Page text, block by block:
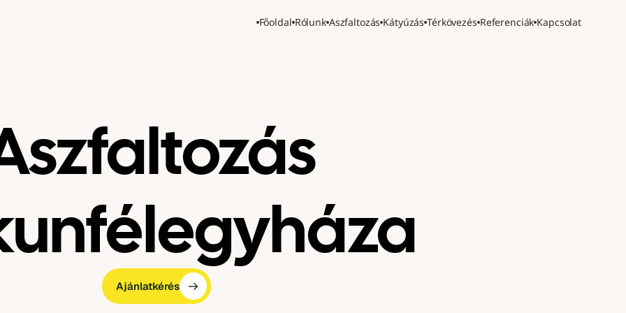
Főoldal Rólunk Aszfaltozás Kátyúzás Térkövezés Referenciák Kapcsolat
Ajánlatkérés